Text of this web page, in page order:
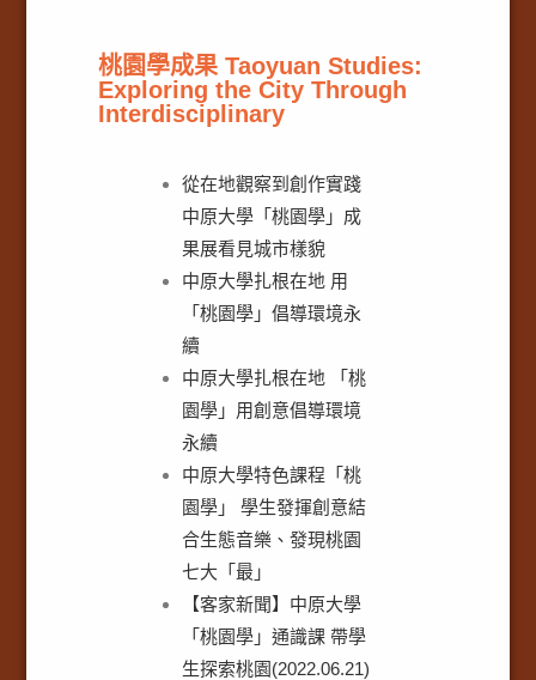
桃園學成果 Taoyuan Studies:
Exploring the City Through
Interdisciplinary
從在地觀察到創作實踐
中原大學「桃園學」成
果展看見城市樣貌
中原大學扎根在地 用
「桃園學」倡導環境永
續
中原大學扎根在地 「桃
園學」用創意倡導環境
永續
中原大學特色課程「桃
園學」 學生發揮創意結
合生態音樂、發現桃園
七大「最」
【客家新聞】中原大學
「桃園學」通識課 帶學
生探索桃園(2022.06.21)